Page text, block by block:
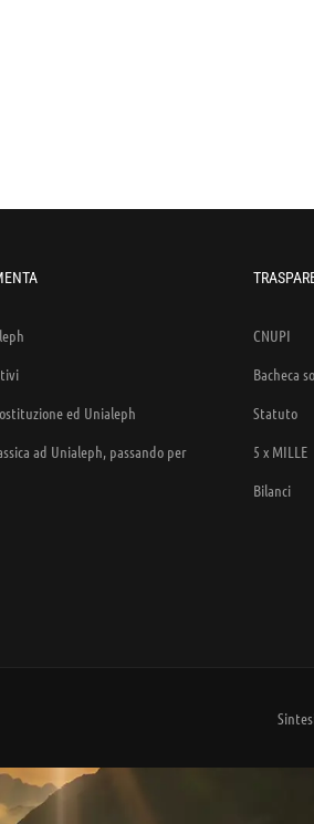
ed Unialeph
ad Unialeph, passando per
CNUPI
Bacheca
Statuto
5 x MILLE
Bilanci